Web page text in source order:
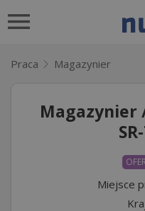
Praca Magazynier
Magazynier
Miejsce